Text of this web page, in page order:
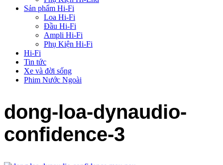
Sản phẩm Hi-Fi
Loa Hi-Fi
Đầu Hi-Fi
Ampli Hi-Fi
Phụ Kiện Hi-Fi
Hi-Fi
Tin tức
Xe và đời sống
Phim Nước Ngoài
dong-loa-dynaudio-
confidence-3